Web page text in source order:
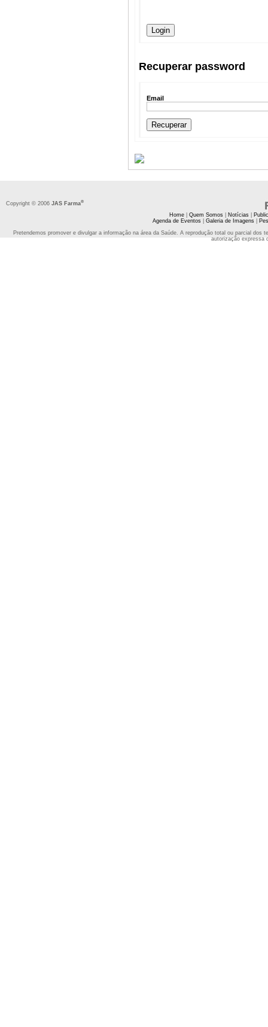
Recuperar password
Email
Copyright © 2006 JAS Farma®
Home| Quem Somos| Notícias|
Agenda de Eventos| Galeria de Imagens|
Pretendemos promover e divulgar a informação na área da Saúde. A reprodução total ou parcial
autorização expressa